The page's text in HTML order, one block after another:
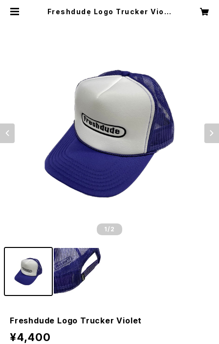
Freshdude Logo Trucker Viole
1 /2
Freshdude Logo Trucker Violet
¥4,400